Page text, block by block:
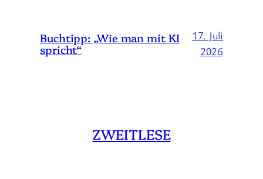
Buchtipp: „Wie man mit KI
spricht“
17. Juli
2026
ZWEITLESE